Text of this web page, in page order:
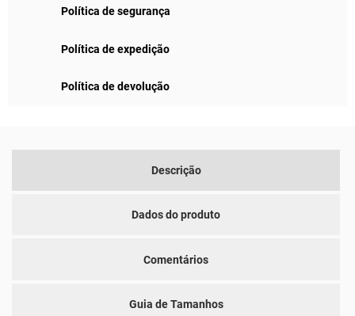
Política de segurança
Política de expedição
Política de devolução
Descrição
Dados do produto
Comentários
Guia de Tamanhos